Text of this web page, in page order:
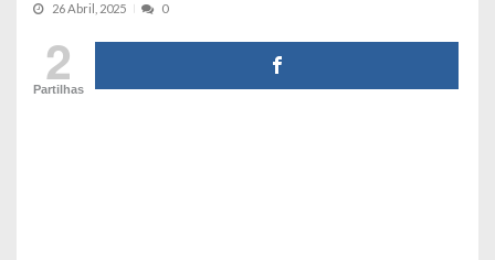
26 Abril, 2025 0
2
Partilhas